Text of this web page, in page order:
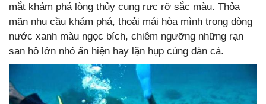
mắt khám phá lòng thủy cung rực rỡ sắc màu. Thỏa
mãn nhu cầu khám phá, thoải mái hòa mình trong dòng
nước xanh màu ngọc bích, chiêm ngưỡng những rạn
san hô lớn nhỏ ẩn hiện hay lặn hụp cùng đàn cá.